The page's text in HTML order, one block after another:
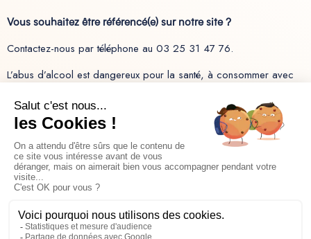
Vous souhaitez être référencé(e) sur notre site ?
Contactez-nous par téléphone au 03 25 31 47 76.
L’abus d’alcool est dangereux pour la santé, à consommer avec
Recevez les dernières actualités sur nos produits